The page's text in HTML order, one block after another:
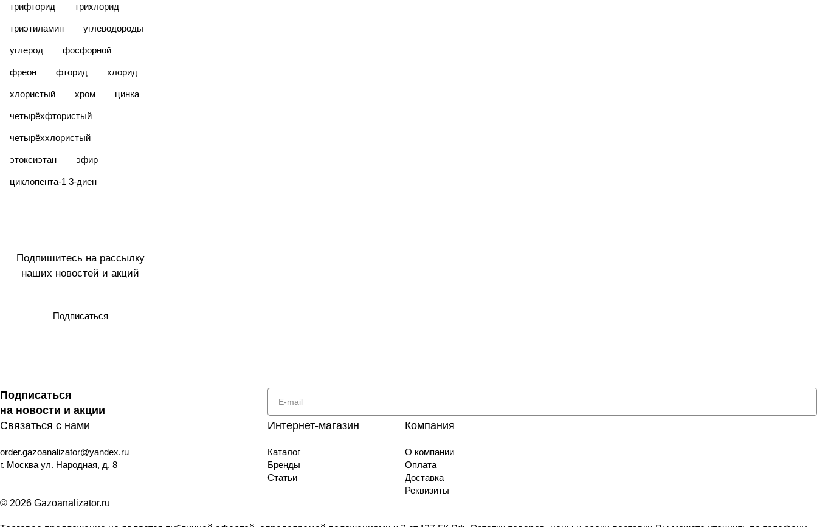
трифторид трихлорид
триэтиламин углеводороды
углерод фосфорной
фреон фторид хлорид
хлористый хром цинка
четырёхфтористый
четырёххлористый
этоксиэтан эфир
​циклопента-1 3-диен
Подпишитесь на рассылку
наших новостей и акций
Подписаться
Подписаться
на новости и акции
Связаться с нами
order.gazoanalizator@yandex.ru
г. Москва ул. Народная, д. 8
Интернет-магазин
Каталог
Бренды
Статьи
Компания
О компании
Оплата
Доставка
Реквизиты
© 2026 Gazoanalizator.ru